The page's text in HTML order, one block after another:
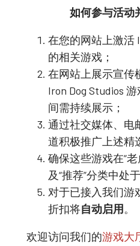
如何参与活动
在您的网站上激活
的相关游戏；
在网站上展示宣传
Iron Dog Studios
间需持续展示；
通过社交媒体、电
道积极推广上述精
确保这些游戏在“老
及“推荐”分类中处
对于已接入我们游
折扣将自动启用。
欢迎访问我们的游戏大